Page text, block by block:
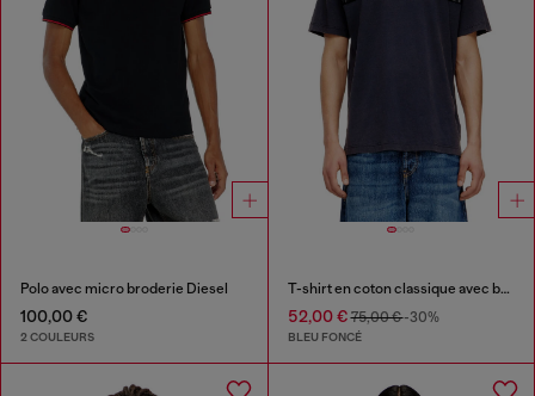
Polo avec micro broderie Diesel
100,00 €
2 COULEURS
T-shirt en coton classique avec bandes framis
52,00 €75,00 €-30%
BLEU FONCÉ